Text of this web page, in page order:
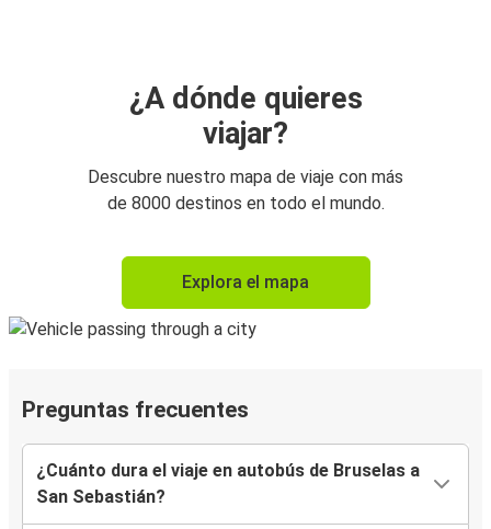
¿A dónde quieres
viajar?
Descubre nuestro mapa de viaje con más
de 8000 destinos en todo el mundo.
Explora el mapa
Preguntas frecuentes
¿Cuánto dura el viaje en autobús de Bruselas a
San Sebastián?